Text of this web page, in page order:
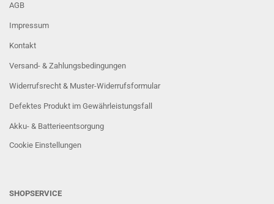
AGB
Impressum
Kontakt
Versand- & Zahlungsbedingungen
Widerrufsrecht & Muster-Widerrufsformular
Defektes Produkt im Gewährleistungsfall
Akku- & Batterieentsorgung
Cookie Einstellungen
SHOPSERVICE